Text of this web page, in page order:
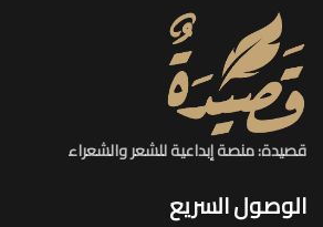
قصيدة: منصة إبداعية للشعر والشعراء
الوصول السريع